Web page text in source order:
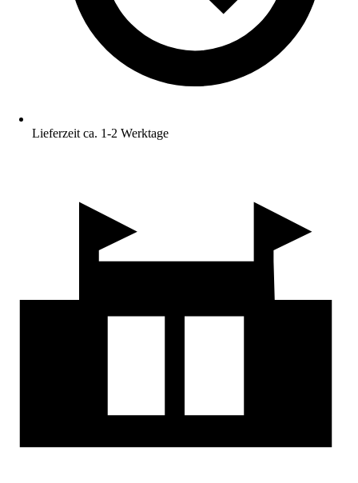
Lieferzeit ca. 1-2 Werktage